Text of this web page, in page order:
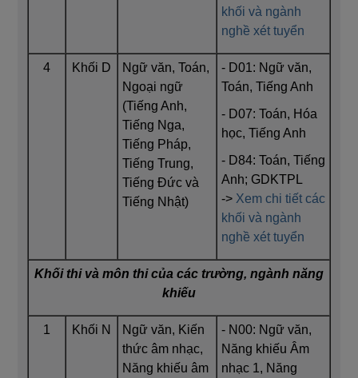
khối và ngành
nghề xét tuyển
4 Khối D
Ngữ văn, Toán,
Ngoại ngữ
(Tiếng Anh,
Tiếng Nga,
Tiếng Pháp,
Tiếng Trung,
Tiếng Đức và
Tiếng Nhật)
- D01: Ngữ văn,
Toán, Tiếng Anh
- D07: Toán, Hóa
học, Tiếng Anh
- D84: Toán, Tiếng
Anh; GDKTPL
-> Xem chi tiết các
khối và ngành
nghề xét tuyển
Khối thi và môn thi của các trường, ngành năng
khiếu
1 Khối N
Ngữ văn, Kiến
thức âm nhạc,
Năng khiếu âm
- N00: Ngữ văn,
Năng khiếu Âm
nhạc 1, Năng